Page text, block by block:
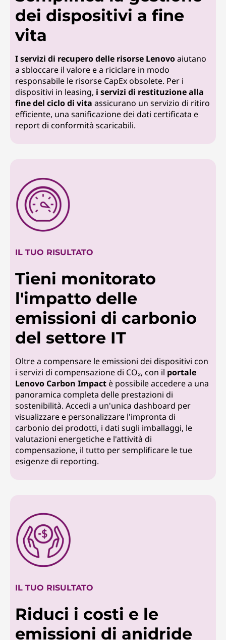
dei dispositivi a fine
vita
I servizi di recupero delle risorse Lenovoaiutano
a sbloccare il valore e a riciclare in modo
responsabile le risorse CapEx obsolete. Per i
dispositivi in leasing, i servizi di restituzione alla
fine del ciclo di vita assicurano un servizio di ritiro
efficiente, una sanificazione dei dati certificata e
report di conformità scaricabili.
IL TUO RISULTATO
Tieni monitorato
l'impatto delle
emissioni di carbonio
del settore IT
Oltre a compensare le emissioni dei dispositivi con
i servizi di compensazione di CO₂, con il portale
Lenovo Carbon Impact è possibile accedere a una
panoramica completa delle prestazioni di
sostenibilità. Accedi a un'unica dashboard per
visualizzare e personalizzare l'impronta di
carbonio dei prodotti, i dati sugli imballaggi, le
valutazioni energetiche e l'attività di
compensazione, il tutto per semplificare le tue
esigenze di reporting.
IL TUO RISULTATO
Riduci i costi e le
emissioni di anidride